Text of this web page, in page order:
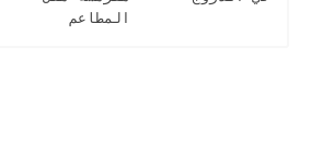
المطاعم